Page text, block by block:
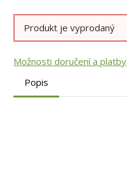
Produkt je vyprodaný
Možnosti doručení a platby
Popis